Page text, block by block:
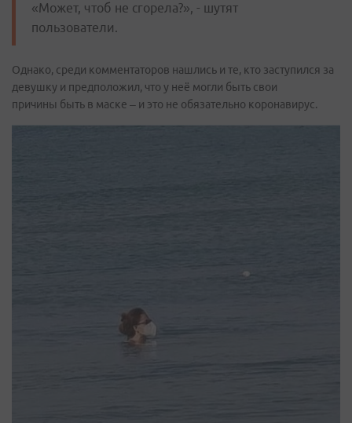
«Может, чтоб не сгорела?», - шутят
пользователи.
Однако, среди комментаторов нашлись и те, кто заступился за
девушку и предположил, что у неё могли быть свои
причины быть в маске – и это не обязательно коронавирус.